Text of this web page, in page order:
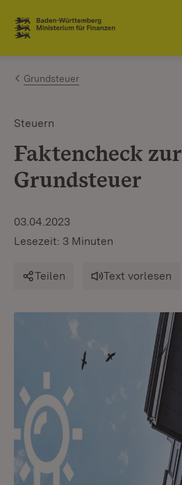
Zum Inhalt springen
Link zur Startseite
Grundsteuer
Steuern
Faktencheck zur
Grundsteuer
03.04.2023
Lesezeit: 3 Minuten
Teilen Text vorlesen